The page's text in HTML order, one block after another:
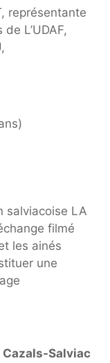
représentante
L’UDAF,
salviacoise LA
filmé
les ainés
une
Salviac